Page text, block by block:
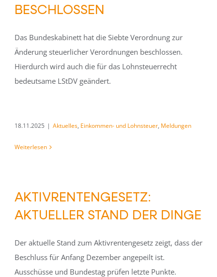
BESCHLOSSEN
Das Bundeskabinett hat die Siebte Verordnung zur
Änderung steuerlicher Verordnungen beschlossen.
Hierdurch wird auch die für das Lohnsteuerrecht
bedeutsame LStDV geändert.
18.11.2025 | Aktuelles, Einkommen- und Lohnsteuer, Meldungen
Weiterlesen
AKTIVRENTENGESETZ:
AKTUELLER STAND DER DINGE
Der aktuelle Stand zum Aktivrentengesetz zeigt, dass der
Beschluss für Anfang Dezember angepeilt ist.
Ausschüsse und Bundestag prüfen letzte Punkte.